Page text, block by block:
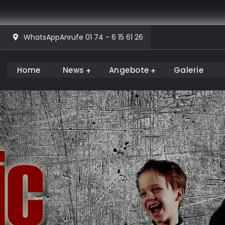
WhatsAppAnrufe 01 74 - 6 15 61 26
Home News Angebote Galerie